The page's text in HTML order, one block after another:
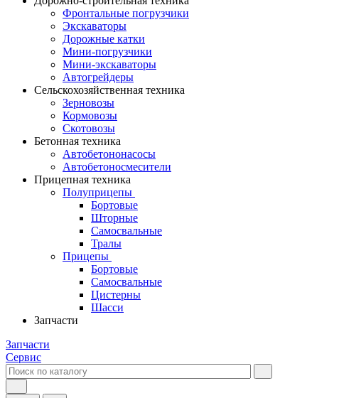
Фронтальные погрузчики
Экскаваторы
Дорожные катки
Мини-погрузчики
Мини-экскаваторы
Автогрейдеры
Сельскохозяйственная техника
Зерновозы
Кормовозы
Скотовозы
Бетонная техника
Автобетононасосы
Автобетоносмесители
Прицепная техника
Полуприцепы
Бортовые
Шторные
Самосвальные
Тралы
Прицепы
Бортовые
Самосвальные
Цистерны
Шасси
Запчасти
Запчасти
Сервис